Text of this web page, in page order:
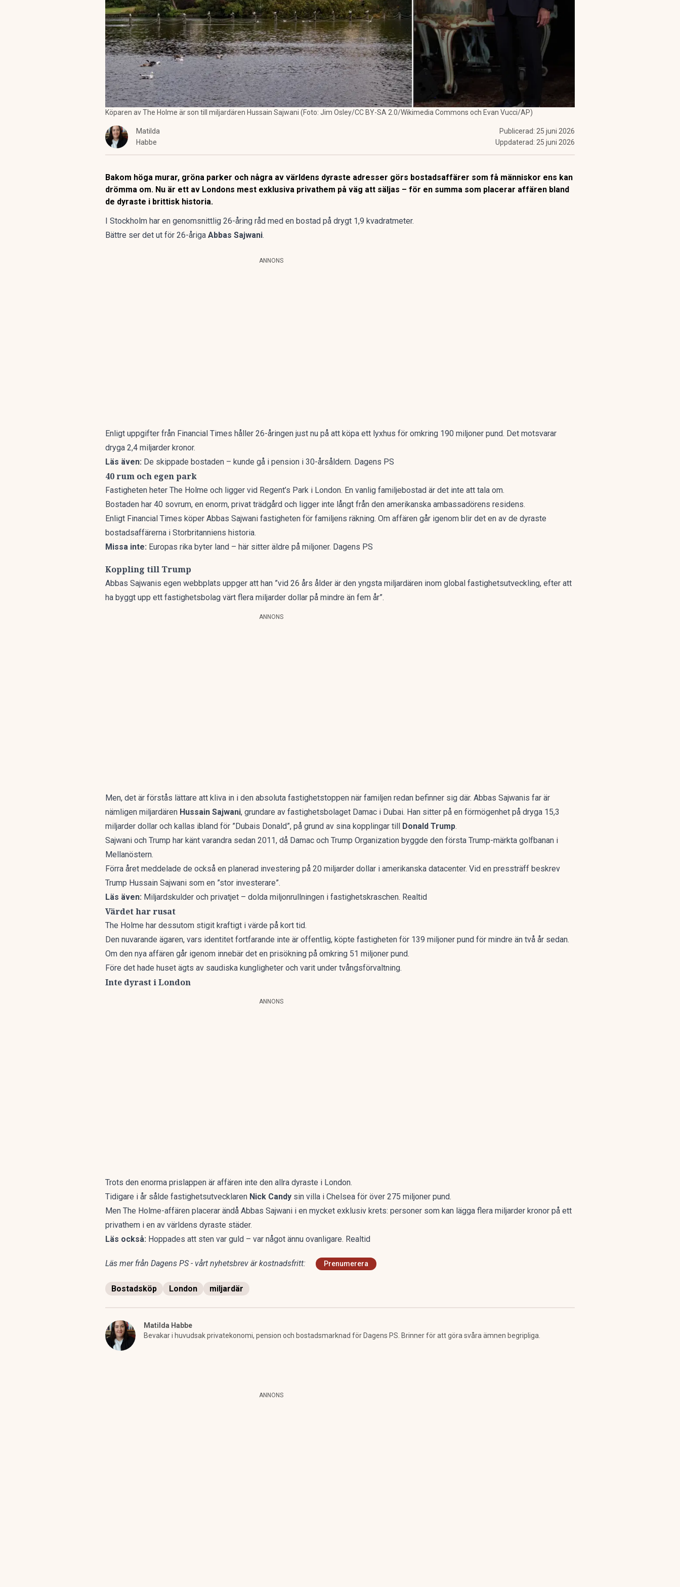
Köparen av The Holme är son till miljardären Hussain Sajwani (Foto: Jim Osley/CC BY-SA 2.0/Wikimedia Commons och Evan Vucci/AP)
Matilda
Habbe
Publicerad: 25 juni 2026
Uppdaterad: 25 juni 2026
Bakom höga murar, gröna parker och några av världens dyraste adresser görs bostadsaffärer som få människor ens kan
drömma om. Nu är ett av Londons mest exklusiva privathem på väg att säljas – för en summa som placerar affären bland
de dyraste i brittisk historia.
I Stockholm har en genomsnittlig 26-åring råd med en bostad på drygt 1,9 kvadratmeter.
Bättre ser det ut för 26-åriga Abbas Sajwani.
ANNONS
Enligt uppgifter från Financial Times håller 26-åringen just nu på att köpa ett lyxhus för omkring 190 miljoner pund. Det motsvarar
dryga 2,4 miljarder kronor.
Läs även: De skippade bostaden – kunde gå i pension i 30-årsåldern. Dagens PS
40 rum och egen park
Fastigheten heter The Holme och ligger vid Regent’s Park i London. En vanlig familjebostad är det inte att tala om.
Bostaden har 40 sovrum, en enorm, privat trädgård och ligger inte långt från den amerikanska ambassadörens residens.
Enligt Financial Times köper Abbas Sajwani fastigheten för familjens räkning. Om affären går igenom blir det en av de dyraste
bostadsaffärerna i Storbritanniens historia.
Missa inte: Europas rika byter land – här sitter äldre på miljoner. Dagens PS
Koppling till Trump
Abbas Sajwanis egen webbplats uppger att han ”vid 26 års ålder är den yngsta miljardären inom global fastighetsutveckling, efter att
ha byggt upp ett fastighetsbolag värt flera miljarder dollar på mindre än fem år”.
ANNONS
Men, det är förstås lättare att kliva in i den absoluta fastighetstoppen när familjen redan befinner sig där. Abbas Sajwanis far är
nämligen miljardären Hussain Sajwani, grundare av fastighetsbolaget Damac i Dubai. Han sitter på en förmögenhet på dryga 15,3
miljarder dollar och kallas ibland för ”Dubais Donald”, på grund av sina kopplingar till Donald Trump.
Sajwani och Trump har känt varandra sedan 2011, då Damac och Trump Organization byggde den första Trump-märkta golfbanan i
Mellanöstern.
Förra året meddelade de också en planerad investering på 20 miljarder dollar i amerikanska datacenter. Vid en pressträff beskrev
Trump Hussain Sajwani som en ”stor investerare”.
Läs även: Miljardskulder och privatjet – dolda miljonrullningen i fastighetskraschen. Realtid
Värdet har rusat
The Holme har dessutom stigit kraftigt i värde på kort tid.
Den nuvarande ägaren, vars identitet fortfarande inte är offentlig, köpte fastigheten för 139 miljoner pund för mindre än två år sedan.
Om den nya affären går igenom innebär det en prisökning på omkring 51 miljoner pund.
Före det hade huset ägts av saudiska kungligheter och varit under tvångsförvaltning.
Inte dyrast i London
ANNONS
Trots den enorma prislappen är affären inte den allra dyraste i London.
Tidigare i år sålde fastighetsutvecklaren Nick Candy sin villa i Chelsea för över 275 miljoner pund.
Men The Holme-affären placerar ändå Abbas Sajwani i en mycket exklusiv krets: personer som kan lägga flera miljarder kronor på ett
privathem i en av världens dyraste städer.
Läs också: Hoppades att sten var guld – var något ännu ovanligare. Realtid
Läs mer från Dagens PS - vårt nyhetsbrev är kostnadsfritt: Prenumerera
Bostadsköp London miljardär
Matilda Habbe
Bevakar i huvudsak privatekonomi, pension och bostadsmarknad för Dagens PS. Brinner för att göra svåra ämnen begripliga.
ANNONS